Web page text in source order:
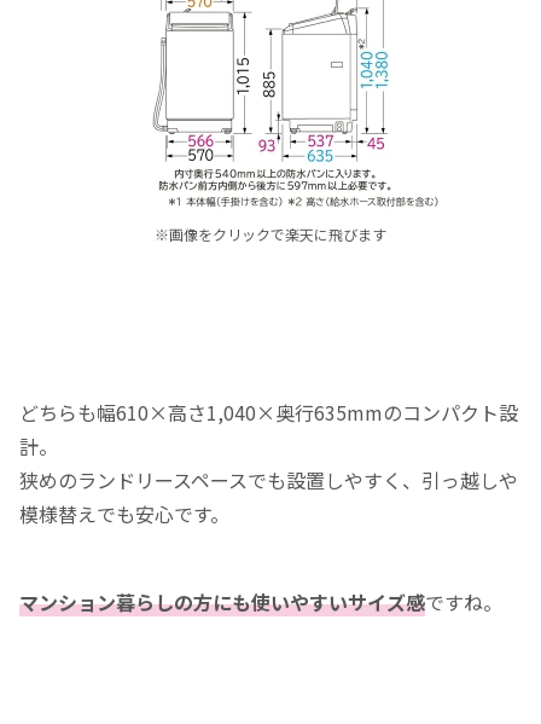
※画像をクリックで楽天に飛びます
どちらも幅610×高さ1,040×奥行635mmのコンパクト設
計。
狭めのランドリースペースでも設置しやすく、引っ越しや
模様替えでも安心です。
マンション暮らしの方にも使いやすいサイズ感ですね。